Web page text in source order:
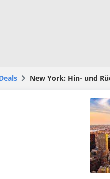
New York: Hin- und